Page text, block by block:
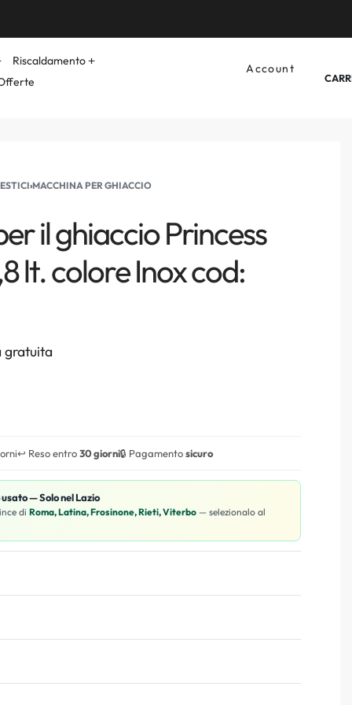
Riscaldamento
Account
›MACCHINA PER GHIACCIO
il ghiaccio Princess
lt. colore Inox cod:
gratuita
↩️ Reso entro30 giorni🔒 Pagamentosicuro
— Solo nel Lazio
di Roma, Latina, Frosinone, Rieti, Viterbo — selezionalo al